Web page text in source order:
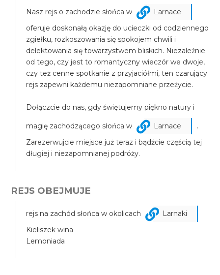
Nasz rejs o zachodzie słońca w
Larnace
oferuje doskonałą okazję do ucieczki od codziennego
zgiełku, rozkoszowania się spokojem chwili i
delektowania się towarzystwem bliskich. Niezależnie
od tego, czy jest to romantyczny wieczór we dwoje,
czy też cenne spotkanie z przyjaciółmi, ten czarujący
rejs zapewni każdemu niezapomniane przeżycie.
Dołączcie do nas, gdy świętujemy piękno natury i
magię zachodzącego słońca w Larnace
.
Zarezerwujcie miejsce już teraz i bądźcie częścią tej
długiej i niezapomnianej podróży.
REJS OBEJMUJE
rejs na zachód słońca w okolicach
Larnaki
Kieliszek wina
Lemoniada